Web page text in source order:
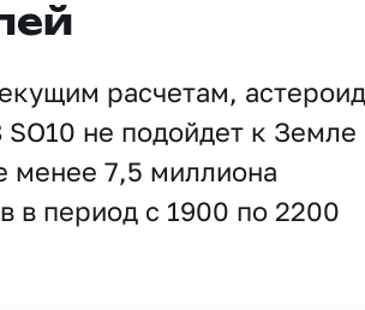
расчетам, астероид
SO10 не подойдет к Земле
менее 7,5 миллиона
в период с 1900 по 2200